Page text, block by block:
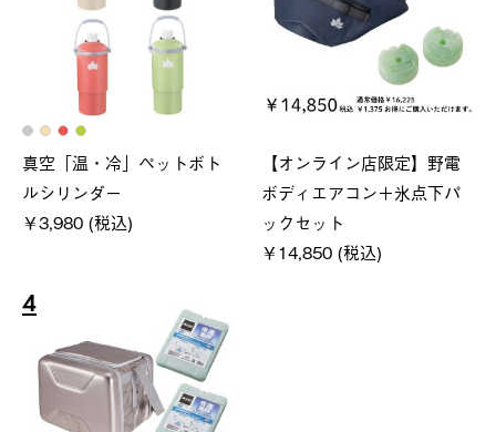
真空「温・冷」ペットボト
ルシリンダー
￥3,980 (税込)
【オンライン店限定】野電
ボディエアコン＋氷点下パ
ックセット
￥14,850 (税込)
4